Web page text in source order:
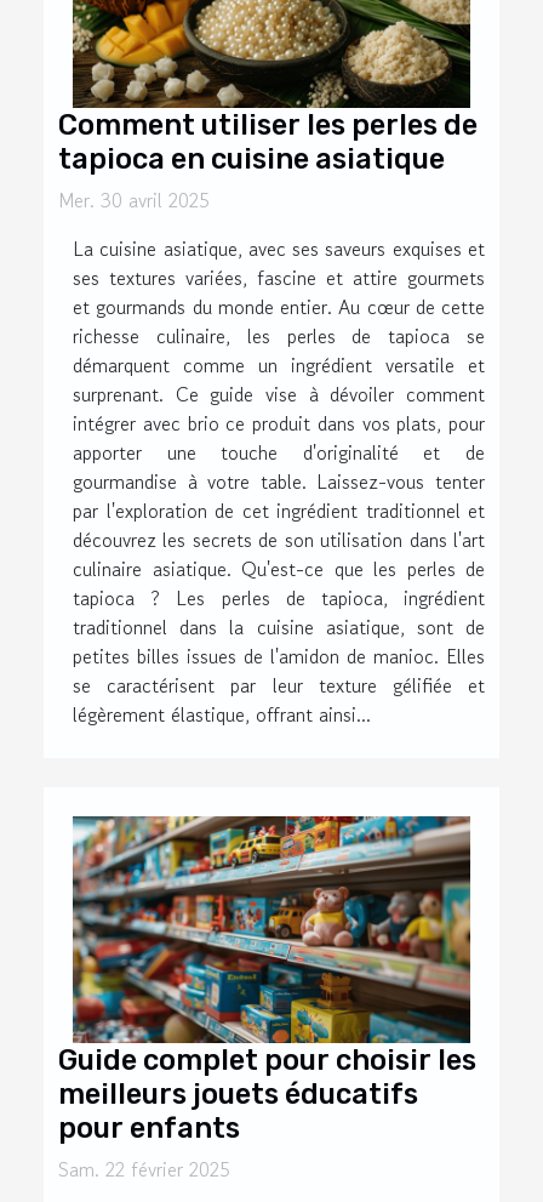
Comment utiliser les perles de
tapioca en cuisine asiatique
Mer. 30 avril 2025
La cuisine asiatique, avec ses saveurs exquises et
ses textures variées, fascine et attire gourmets
et gourmands du monde entier. Au cœur de cette
richesse culinaire, les perles de tapioca se
démarquent comme un ingrédient versatile et
surprenant. Ce guide vise à dévoiler comment
intégrer avec brio ce produit dans vos plats, pour
apporter une touche d'originalité et de
gourmandise à votre table. Laissez-vous tenter
par l'exploration de cet ingrédient traditionnel et
découvrez les secrets de son utilisation dans l'art
culinaire asiatique. Qu'est-ce que les perles de
tapioca ? Les perles de tapioca, ingrédient
traditionnel dans la cuisine asiatique, sont de
petites billes issues de l'amidon de manioc. Elles
se caractérisent par leur texture gélifiée et
légèrement élastique, offrant ainsi...
Guide complet pour choisir les
meilleurs jouets éducatifs
pour enfants
Sam. 22 février 2025